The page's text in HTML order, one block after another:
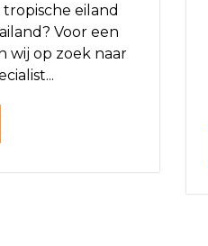
eiland
Voor een
wij op zoek naar